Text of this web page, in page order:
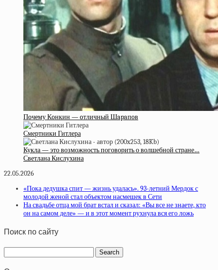
Пoчeму Кoнкин — oтличный Шapaпoв
Смертники Гитлера
Кукла — это возможность поговорить о волшебной стране…
Светлана Кислухина
22.05.2026
«Пока дедушка спит — жизнь удалась». 93-летний Мердок с
молодой женой стал объектом насмешек в Сети
На свадьбе отца мой брат встал и сказал: «Вы все не знаете, кто
он на самом деле» — и в этот момент рухнула вся его ложь
Поиск по сайту